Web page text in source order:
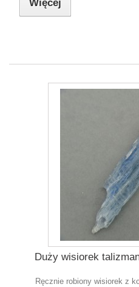
Więcej
Duży wisiorek
Ręcznie robiony wisiorek z